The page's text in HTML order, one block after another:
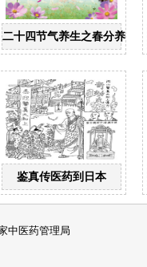
养肝
二十四节气养生之春分养生
鉴真传医药到日本
中医药管理局